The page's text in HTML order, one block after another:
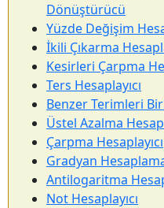
Dönüştürücü
Yüzde Değişim
İkili Çıkarma
Kesirleri Çarpma
Ters Hesaplayıcı
Benzer Terimleri
Üstel Azalma
Çarpma Hesaplayıcı
Gradyan
Antilogaritma
Not Hesaplayıcı